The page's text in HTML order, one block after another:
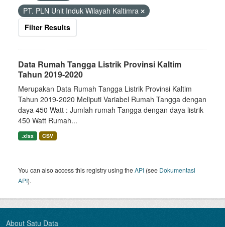
PT. PLN Unit Induk Wilayah Kaltimra
Filter Results
Data Rumah Tangga Listrik Provinsi Kaltim
Tahun 2019-2020
Merupakan Data Rumah Tangga Listrik Provinsi Kaltim
Tahun 2019-2020 Meliputi Variabel Rumah Tangga dengan
daya 450 Watt : Jumlah rumah Tangga dengan daya listrik
450 Watt Rumah...
.xlsx CSV
You can also access this registry using theAPI (see Dokumentasi
API).
About Satu Data